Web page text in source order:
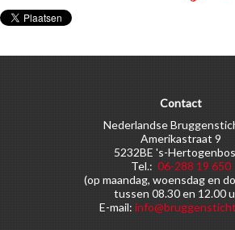
Contact
Nederlandse
Amerikastraat 9
5232BE 's-
Tel.: 06-288 19 650
(op maandag, woensdag en
tussen 08.30 en 12.00
E-mail: